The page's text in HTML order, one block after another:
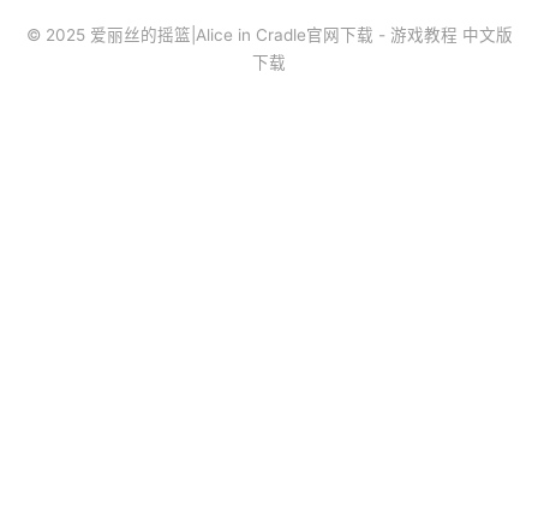
© 2025 爱丽丝的摇篮|Alice in Cradle官网下载 - 游戏教程 中文版
下载